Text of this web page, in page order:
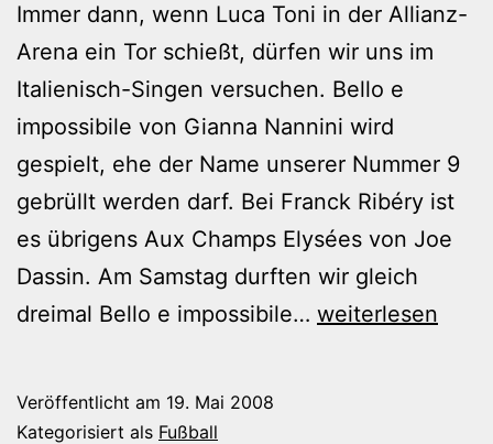
Immer dann, wenn Luca Toni in der Allianz-
Arena ein Tor schießt, dürfen wir uns im
Italienisch-Singen versuchen. Bello e
impossibile von Gianna Nannini wird
gespielt, ehe der Name unserer Nummer 9
gebrüllt werden darf. Bei Franck Ribéry ist
es übrigens Aux Champs Elysées von Joe
Dassin. Am Samstag durften wir gleich
dreimal Bello e impossibile… Bello
weiterlesen
Veröffentlicht am 19. Mai 2008
Kategorisiert als Fußball